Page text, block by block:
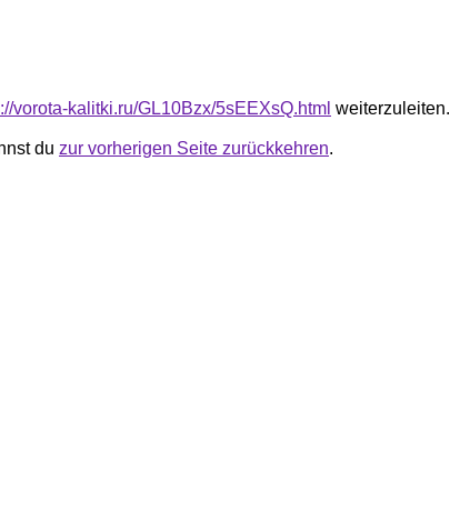
vorota-kalitki.ru/GL10Bzx/5sEEXsQ.html weiterzuleiten.
du zur vorherigen Seite zurückkehren.